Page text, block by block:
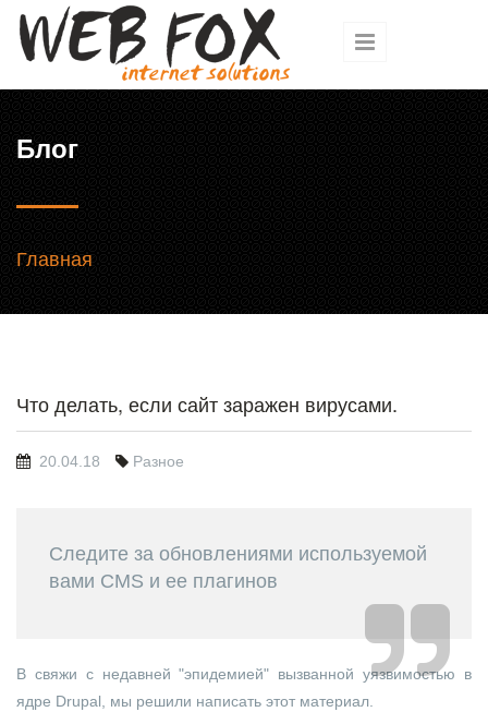
Перейти к основному содержанию
Блог
Вы здесь
Главная
Что делать, если сайт заражен вирусами.
20.04.18 Разное
Следите за обновлениями используемой
вами CMS и ее плагинов
В свяжи с недавней "эпидемией" вызванной уязвимостью в
ядре Drupal, мы решили написать этот материал.